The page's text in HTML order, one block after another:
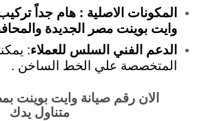
المكونات الاصلية : هام جداً
وايت بوينت مصر الجديدة
الدعم الفني السلس للعملاء:
المتخصصة علي الخط الساخن .
الان رقم صيانة وايت بوينت
متناول يدك